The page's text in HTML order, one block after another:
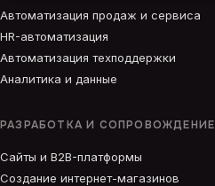
Автоматизация продаж и сервиса
HR-автоматизация
Автоматизация техподдержки
Аналитика и данные
РАЗРАБОТКА И СОПРОВОЖДЕНИЕ
Сайты и B2B-платформы
Создание интернет-магазинов